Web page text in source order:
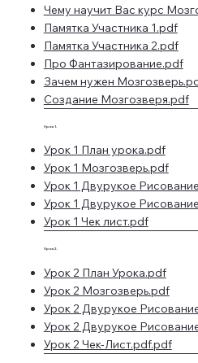
Чему научит Вас курс
Памятка Участника 1.pdf
Памятка Участника 2.pdf
Про Фантазирование.pdf
Зачем нужен
Создание Мозгозверя.pdf
Урок 1.
Урок 1 План урока.pdf
Урок 1 Мозгозверь.pdf
Урок 1 Двурукое
Урок 1 Двурукое
Урок 1 Чек лист.pdf
Урок 2.
Урок 2 План Урока.pdf
Урок 2 Мозгозверь.pdf
Урок 2 Двурукое
Урок 2 Двурукое
Урок 2 Чек-Лист.pdf.pdf